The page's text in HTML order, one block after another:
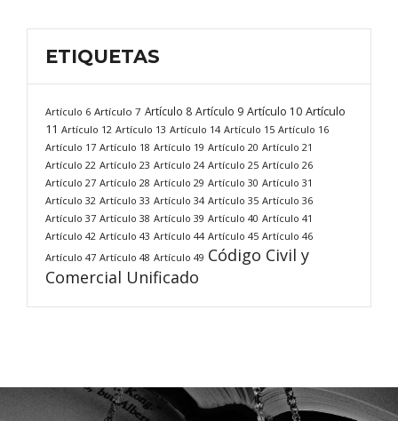
ETIQUETAS
Artículo 6 Artículo 7 Artículo 8 Artículo 9 Artículo 10 Artículo
11 Artículo 12 Artículo 13 Artículo 14 Artículo 15 Artículo 16
Artículo 17 Artículo 18 Artículo 19 Artículo 20 Artículo 21
Artículo 22 Artículo 23 Artículo 24 Artículo 25 Artículo 26
Artículo 27 Artículo 28 Artículo 29 Artículo 30 Artículo 31
Artículo 32 Artículo 33 Artículo 34 Artículo 35 Artículo 36
Artículo 37 Artículo 38 Artículo 39 Artículo 40 Artículo 41
Artículo 42 Artículo 43 Artículo 44 Artículo 45 Artículo 46
Artículo 47 Artículo 48 Artículo 49 Código Civil y
Comercial Unificado